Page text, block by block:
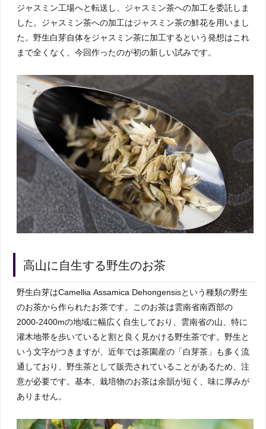
ジャスミン工場へと転送し、ジャスミン茶への加工を委託しま
した。ジャスミン茶への加工はジャスミン茶の鮮花を用いまし
た。野生白芽自体をジャスミン茶に加工するという発想はこれ
まで全くなく、今回作ったのが初の新しい試みです。
高山に自生する野生のお茶
野生白芽はCamellia Assamica Dehongensisという種類の野生
のお茶から作られたお茶です。このお茶は雲南省南西部の
2000-2400mの地域に幅広く自生しており、雲南省の山、特に
灌木地帯を歩いていると割と良く見かける野生茶です。野生と
いう文字がつきますが、近年では茶園産の「白芽茶」も多く流
通しており、野生茶として販売されていることがあるため、注
意が必要です。基本、栽培物のお茶は余韻が短く、味に厚みが
ありません。